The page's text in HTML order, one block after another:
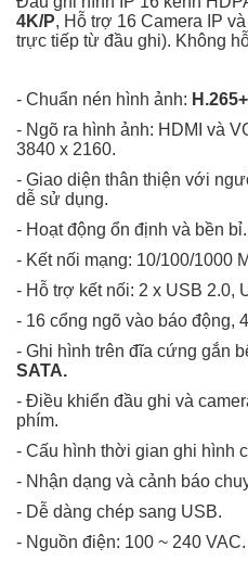
4K/P, Hỗ trợ 16 Camera IP và
trực tiếp từ đầu ghi). Không
- Chuẩn nén hình ảnh: H.265+
- Ngõ ra hình ảnh: HDMI và
3840 x 2160.
- Giao diện thân thiện với
dễ sử dụng.
- Hoạt động ổn định và bền bỉ.
- Kết nối mạng: 10/100/1000
- Hỗ trợ kết nối: 2 x USB 2.0,
- 16 cổng ngõ vào báo động,
- Ghi hình trên đĩa cứng gắn
SATA.
- Điều khiển đầu ghi và
phím.
- Cấu hình thời gian ghi hình
- Nhận dạng và cảnh báo
- Dễ dàng chép sang USB.
- Nguồn điện: 100 ~ 240 VAC.